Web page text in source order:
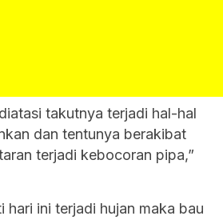
takutnya terjadi hal-hal
dan tentunya berakibat
terjadi kebocoran pipa,”
hari ini terjadi hujan maka bau